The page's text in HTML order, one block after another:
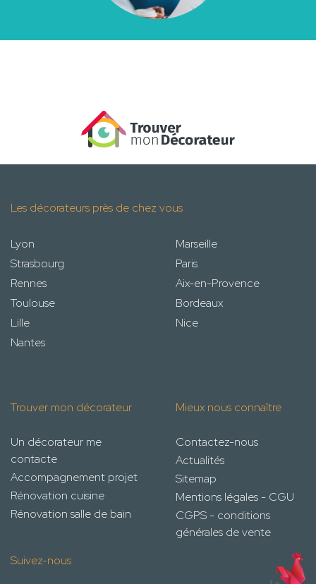
Les décorateurs près de chez vous
Lyon
Marseille
Strasbourg
Paris
Rennes
Aix-en-Provence
Toulouse
Bordeaux
Lille
Nice
Nantes
Trouver mon décorateur
Un décorateur me
contacte
Accompagnement projet
Rénovation cuisine
Rénovation salle de bain
Mieux nous connaître
Contactez-nous
Actualités
Sitemap
Mentions légales - CGU
CGPS - conditions
générales de vente
Suivez-nous